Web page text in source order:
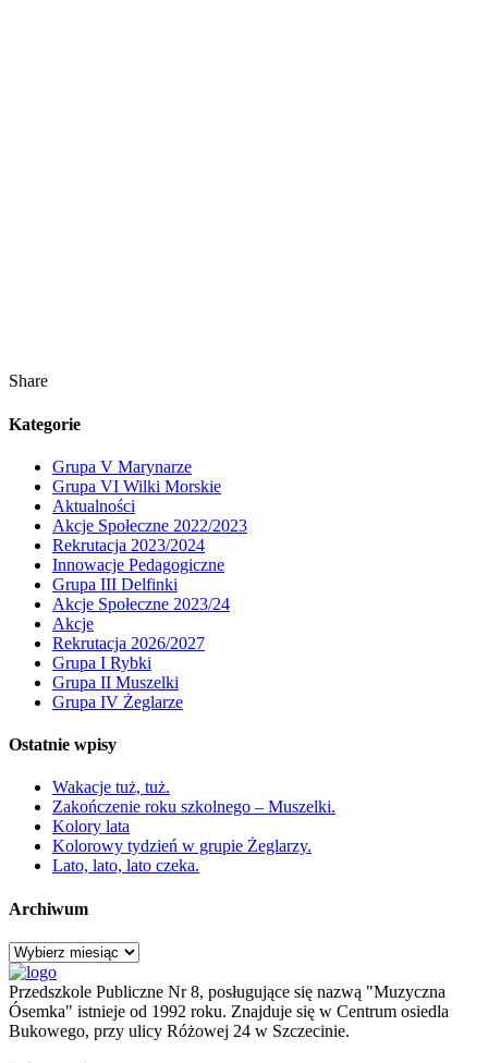
Share
Kategorie
Grupa V Marynarze
Grupa VI Wilki Morskie
Aktualności
Akcje Społeczne 2022/2023
Rekrutacja 2023/2024
Innowacje Pedagogiczne
Grupa III Delfinki
Akcje Społeczne 2023/24
Akcje
Rekrutacja 2026/2027
Grupa I Rybki
Grupa II Muszelki
Grupa IV Żeglarze
Ostatnie wpisy
Wakacje tuż, tuż.
Zakończenie roku szkolnego – Muszelki.
Kolory lata
Kolorowy tydzień w grupie Żeglarzy.
Lato, lato, lato czeka.
Archiwum
Archiwum
Przedszkole Publiczne Nr 8, posługujące się nazwą "Muzyczna
Ósemka" istnieje od 1992 roku. Znajduje się w Centrum osiedla
Bukowego, przy ulicy Różowej 24 w Szczecinie.